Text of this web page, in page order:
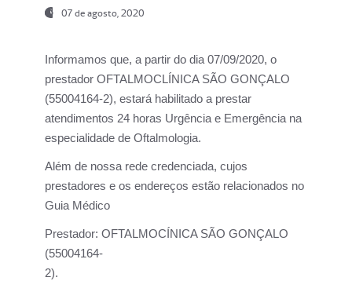
07 de agosto, 2020
Informamos que, a partir do dia07/09/2020, o
prestador OFTALMOCLÍNICA SÃO GONÇALO
(55004164-2), estará habilitado a prestar
atendimentos 24 horas Urgência e Emergência na
especialidade de Oftalmologia.
Além de nossa rede credenciada, cujos
prestadores e os endereços estão relacionados no
Guia Médico
Prestador: OFTALMOCÍNICA SÃO GONÇALO
(55004164-
2).